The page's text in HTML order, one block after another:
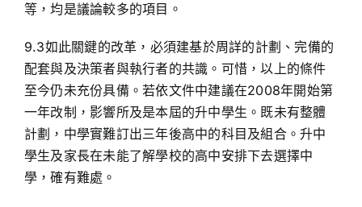
等，均是議論較多的項目。
9.3如此關鍵的改革，必須建基於周詳的計劃、完備的
配套與及決策者與執行者的共識。可惜，以上的條件
至今仍未充份具備。若依文件中建議在2008年開始第
一年改制，影響所及是本屆的升中學生。既未有整體
計劃，中學實難訂出三年後高中的科目及組合。升中
學生及家長在未能了解學校的高中安排下去選擇中
學，確有難處。